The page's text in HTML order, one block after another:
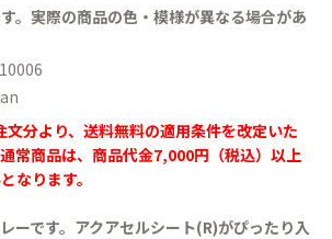
。実際の商品の色・模様が異なる場合があ
分より、送料無料の適用条件を改定いた
常商品は、商品代金7,000円（税込）以上
なります。
ーです。アクアセルシート(R)がぴったり入